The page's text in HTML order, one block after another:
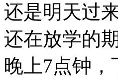
还是明天过
还在放学的
晚上7点钟